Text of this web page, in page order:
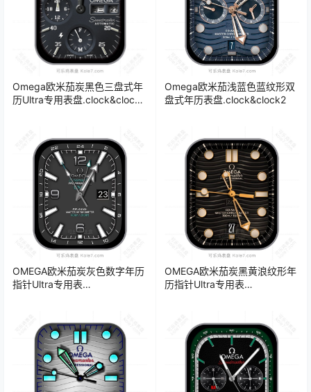
Omega欧米茄炭黑色三盘式年
历Ultra专用表盘.clock&clock2
Omega欧米茄浅蓝色蓝纹形双
盘式年历表盘.clock&clock2
OMEGA欧米茄炭灰色数字年历
指针Ultra专用表
OMEGA欧米茄炭黑黄浪纹形年
历指针Ultra专用表